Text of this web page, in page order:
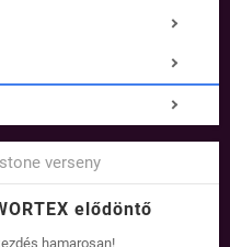
verseny
elődöntő
hamarosan!